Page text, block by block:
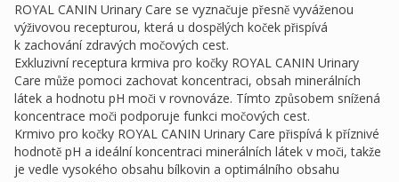
ROYAL CANIN Urinary Care se vyznačuje přesně vyváženou
výživovou recepturou, která u dospělých koček přispívá
k zachování zdravých močových cest.
Exkluzivní receptura krmiva pro kočky ROYAL CANIN Urinary
Care může pomoci zachovat koncentraci, obsah minerálních
látek a hodnotu pH moči v rovnováze. Tímto způsobem snížená
koncentrace moči podporuje funkci močových cest.
Krmivo pro kočky ROYAL CANIN Urinary Care přispívá k příznivé
hodnotě pH a ideální koncentraci minerálních látek v moči, takže
je vedle vysokého obsahu bílkovin a optimálního obsahu